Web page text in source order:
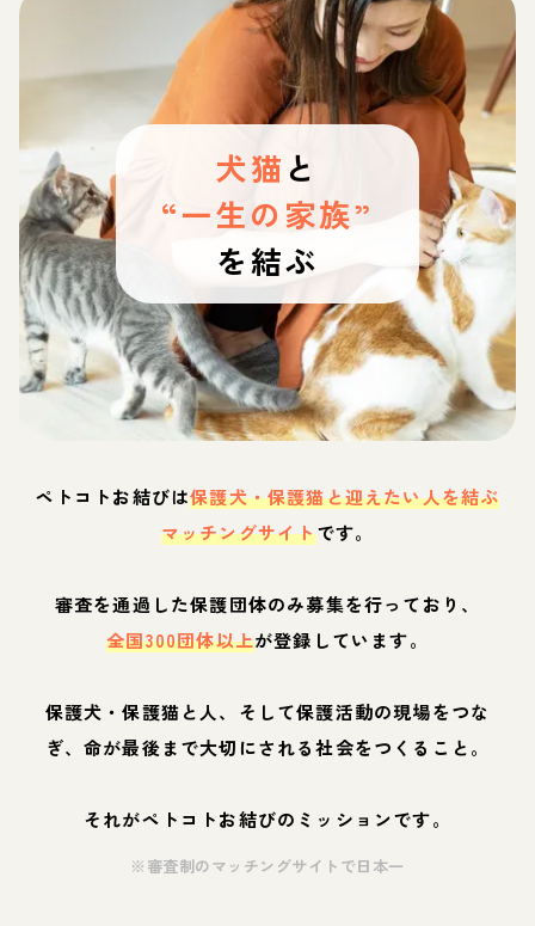
犬猫 と
“一生の家族”
を結ぶ
ペトコトお結びは保護犬・保護猫と迎えたい人を結ぶ
マッチングサイトです。
審査を通過した保護団体のみ募集を行っており、
全国300団体以上が登録しています。
保護犬・保護猫と人、そして保護活動の現場をつな
ぎ、命が最後まで大切にされる社会をつくること。
それがペトコトお結びのミッションです。
※審査制のマッチングサイトで日本一